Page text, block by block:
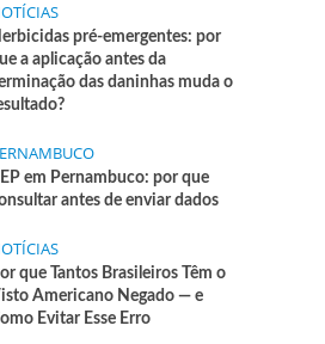
pré-emergentes: por
a aplicação antes da
das daninhas muda o
em Pernambuco: por que
antes de enviar dados
que Tantos Brasileiros Têm o
Americano Negado — e
Evitar Esse Erro